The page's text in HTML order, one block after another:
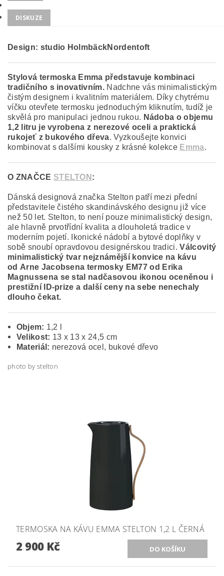
DISKUZE
Design: studio HolmbäckNordentoft
Stylová termoska Emma představuje kombinaci
tradičního s inovativním. Nadchne vás minimalistickým
čistým designem i kvalitním materiálem. Díky chytrému
víčku otevřete termosku jednoduchým kliknutím, tudíž je
skvělá pro manipulaci jednou rukou. Nádoba o objemu
1,2 litru je vyrobena z nerezové oceli a praktická
rukojeť z bukového dřeva. Vyzkoušejte konvici
kombinovat s dalšími kousky z krásné kolekce Emma.
O ZNAČCE STELTON :
Dánská designová značka Stelton patří mezi přední
představitele čistého skandinávského designu již více
než 50 let. Stelton, to není pouze minimalistický design,
ale hlavně prvotřídní kvalita a dlouholetá tradice v
moderním pojetí. Ikonické nádobí a bytové doplňky v
sobě snoubí opravdovou designérskou tradici.Válcovitý
minimalistický tvar nejznámější konvice na kávu
od Arne Jacobsena termosky EM77 od Erika
Magnussena se stal nadčasovou ikonou oceněnou i
prestižní ID-prize a další ceny na sebe nenechaly
dlouho čekat.
Objem: 1,2 l
Velikost: 13 x 13 x 24,5 cm
Materiál: nerezová ocel, bukové dřevo
photo by stelton
TERMOSKA NA KÁVU EMMA STELTON 1,2 L ČERNÁ
2 900 Kč